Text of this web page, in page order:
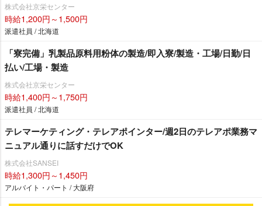
株式会社京栄センター
時給1,200円～1,500円
派遣社員 / 北海道
「寮完備」乳製品原料用粉体の製造/即入寮/製造・工場/日勤/日
払い/工場・製造
株式会社京栄センター
時給1,400円～1,750円
派遣社員 / 北海道
テレマーケティング・テレアポインター/週2日のテレアポ業務マ
ニュアル通りに話すだけでOK
株式会社SANSEI
時給1,300円～1,450円
アルバイト・パート / 大阪府